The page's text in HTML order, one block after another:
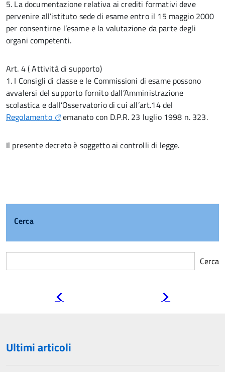
5. La documentazione relativa ai crediti formativi deve
pervenire all’istituto sede di esame entro il 15 maggio 2000
per consentirne l’esame e la valutazione da parte degli
organi competenti.
Art. 4 ( Attività di supporto)
1. I Consigli di classe e le Commissioni di esame possono
avvalersi del supporto fornito dall’Amministrazione
scolastica e dall’Osservatorio di cui all’art.14 del
Regolamento
emanato con D.P.R. 23 luglio 1998 n. 323.
Il presente decreto è soggetto ai controlli di legge.
Cerca
Cerca
Ultimi articoli